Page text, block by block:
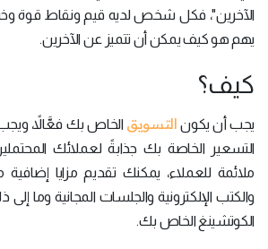
الآخرين"، فكل شخص لديه قيم ونقاط قوة
يهم هو كيف يمكن أن تتميز عن الآخرين.
كيف؟
يجب أن يكون التسويق الخاص بك فعَّالاً،
التسعير الخاصة بك جذابةً لعملائك
ملائمة للعملاء، يمكنك تقديم مزايا إضافية
والكتب الإلكترونية والجلسات المجانية وما
الكوتشينغ الخاص بك.